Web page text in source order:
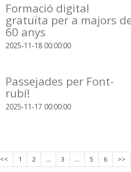
Formació digital
gratuïta per a majors
60 anys
2025-11-18 00:00:00
Passejades per Font-
rubí!
2025-11-17 00:00:00
<< 1 2 ... 3 ... 5 6 >>